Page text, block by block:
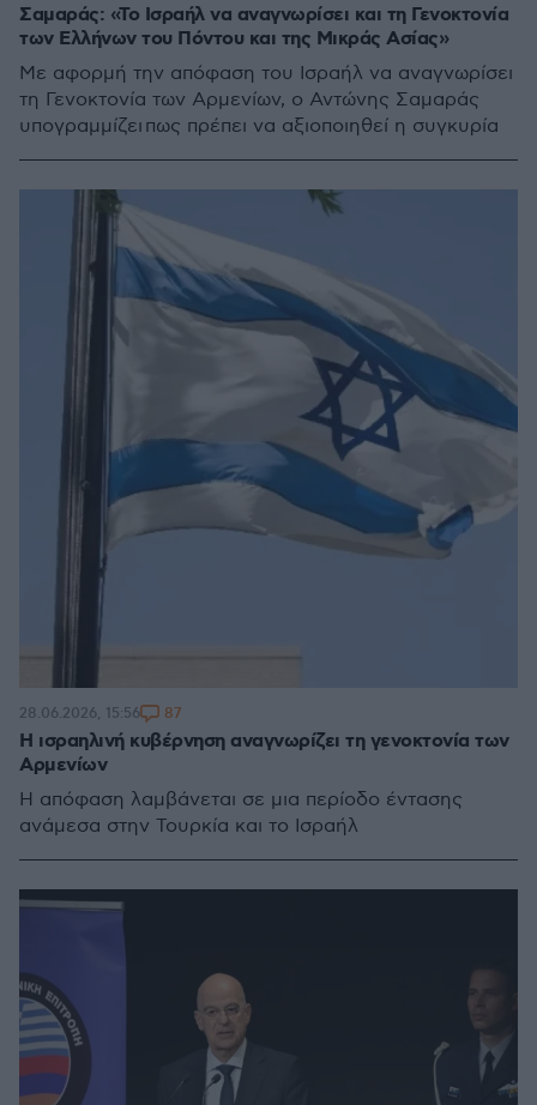
Σαμαράς: «Το Ισραήλ να αναγνωρίσει και τη Γενοκτονία
των Ελλήνων του Πόντου και της Μικράς Ασίας»
Με αφορμή την απόφαση του Ισραήλ να αναγνωρίσει
τη Γενοκτονία των Αρμενίων, ο Αντώνης Σαμαράς
υπογραμμίζει πως πρέπει να αξιοποιηθεί η συγκυρία
Η ισραηλινή κυβέρνηση αναγνωρίζει τη γενοκτονία των
Αρμενίων
Η απόφαση λαμβάνεται σε μια περίοδο έντασης
ανάμεσα στην Τουρκία και το Ισραήλ
28.06.2026, 15:56 87